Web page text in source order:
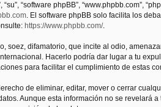
“software phpBB”, “www.phpbb.com”,
. El software phpBB solo facilita los
https://www.phpbb.com/.
soez, difamatorio, que incite al odio,
Hacerlo podría dar lugar a tu
para facilitar el cumplimiento de estas
de eliminar, editar, mover o cerrar
Aunque esta información no se revelará